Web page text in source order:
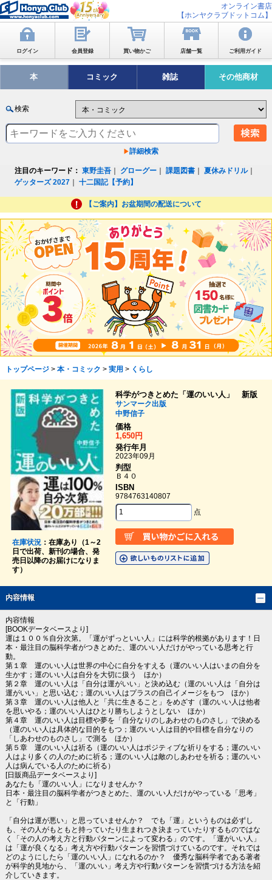
オンライン書店
【ホンヤクラブドットコム】
ログイン 会員登録 買い物かご 店舗一覧 ご利用ガイド
本 コミック 雑誌 その他商材
検索
詳細検索
注目のキーワード： 東野圭吾 グローグー ｜課題図書 ｜夏休みドリル｜
ゲッターズ 2027 ｜十二国記【予約】
【ご案内】お盆期間の配送について
トップページ> 本・コミック > 実用 > くらし
在庫状況：在庫あり（1～2
日で出荷、新刊の場合、発
売日以降のお届けになりま
す）
科学がつきとめた「運のいい人」 新版
サンマーク出版
中野信子
価格
1,650円
発行年月
2023年09月
判型
Ｂ４０
ISBN
9784763140807
点
内容情報
内容情報
[BOOKデータベースより]
運は１００％自分次第。「運がずっといい人」には科学的根拠があります！日
本・最注目の脳科学者がつきとめた、運のいい人だけがやっている思考と行
動。
第１章 運のいい人は世界の中心に自分をすえる（運のいい人はいまの自分を
生かす；運のいい人は自分を大切に扱う ほか）
第２章 運のいい人は「自分は運がいい」と決め込む（運のいい人は「自分は
運がいい」と思い込む；運のいい人はプラスの自己イメージをもつ ほか）
第３章 運のいい人は他人と「共に生きること」をめざす（運のいい人は他者
を思いやる；運のいい人はひとり勝ちしようとしない ほか）
第４章 運のいい人は目標や夢を「自分なりのしあわせのものさし」で決める
（運のいい人は具体的な目的をもつ；運のいい人は目的や目標を自分なりの
「しあわせのものさし」で測る ほか）
第５章 運のいい人は祈る（運のいい人はポジティブな祈りをする；運のいい
人はより多くの人のために祈る；運のいい人は敵のしあわせを祈る；運のいい
人は病んでいる人のために祈る）
[日販商品データベースより]
あなたも「運のいい人」になりませんか？
日本・最注目の脳科学者がつきとめた、運のいい人だけがやっている「思考」
と「行動」
「自分は運が悪い」と思っていませんか？ でも「運」というものは必ずし
も、その人がもともと持っていたり生まれつき決まっていたりするものではな
く「その人の考え方と行動パターンによって変わる」のです。「運がいい人」
は「運が良くなる」考え方や行動パターンを習慣づけているのです。それでは
どのようにしたら「運のいい人」になれるのか？ 優秀な脳科学者である著者
が科学的見地から、「運のいい」考え方や行動パターンを習慣づける方法を紹
介していきます。